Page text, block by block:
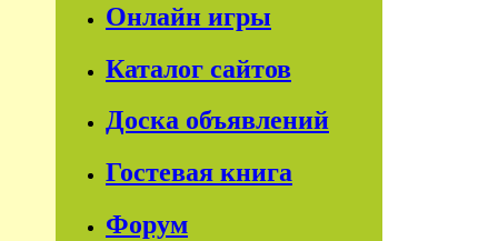
Онлайн игры
Каталог сайтов
Доска объявлений
Гостевая книга
Форум